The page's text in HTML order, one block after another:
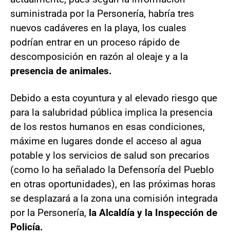
suministrada por la Personería, habría tres
nuevos cadáveres en la playa, los cuales
podrían entrar en un proceso rápido de
descomposición en razón al oleaje y a la
presencia de animales.
Debido a esta coyuntura y al elevado riesgo que
para la salubridad pública implica la presencia
de los restos humanos en esas condiciones,
máxime en lugares donde el acceso al agua
potable y los servicios de salud son precarios
(como lo ha señalado la Defensoría del Pueblo
en otras oportunidades), en las próximas horas
se desplazará a la zona una comisión integrada
por la Personería, la Alcaldía y la Inspección de
Policía.